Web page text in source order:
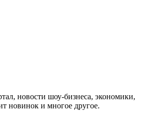
новости шоу-бизнеса, экономики,
новинок и многое другое.